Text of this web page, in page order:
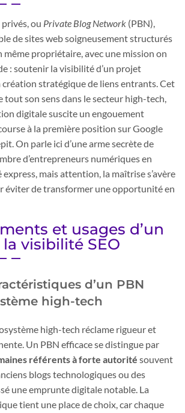
privés, ou Private Blog Network (PBN),
de sites web soigneusement structurés
propriétaire, avec une mission on
: soutenir la visibilité d’un projet
création stratégique de liens entrants. Cet
tout son sens dans le secteur high-tech,
digitale suscite un engouement
à la première position sur Google
On parle ici d’une arme secrète de
d’entrepreneurs numériques en
mais attention, la maîtrise s’avère
éviter de transformer une opportunité en
et usages d’un
visibilité SEO
d’un PBN
high-tech
high-tech réclame rigueur et
Un PBN efficace se distingue par
référents à forte autorité souvent
blogs technologiques ou des
une emprunte digitale notable. La
tient une place de choix, car chaque